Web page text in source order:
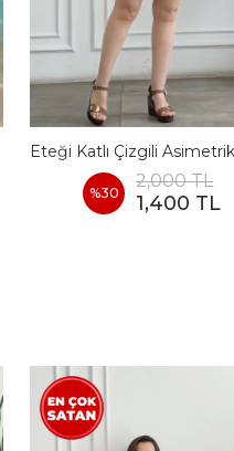
%30
2,000 TL
1,400 TL